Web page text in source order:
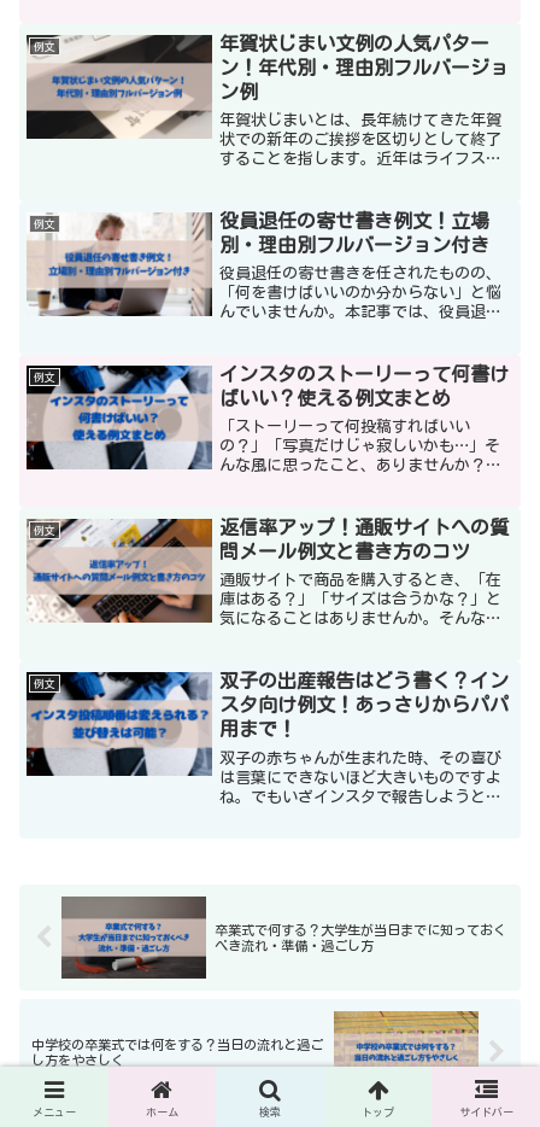
か、理由はどこまで書くべきなのか、丁
寧にしすぎると逆に不自然に...
例文
年賀状じまい文例の人気パター
ン！年代別・理由別フルバージョ
ン例
年賀状じまいとは、長年続けてきた年賀
状での新年のご挨拶を区切りとして終了
することを指します。近年はライフスタ
す。ただし「やめます」と一方的に伝え
るのではなく、これまでの...
例文
役員退任の寄せ書き例文！立場
別・理由別フルバージョン付き
役員退任の寄せ書きを任されたものの、
「何を書けばいいのか分からない」と悩
んでいませんか。本記事では、役員退任
200文字超のフルバージョンまで、そのま
ま使える完成例を多数...
例文
インスタのストーリーって何書け
ばいい？使える例文まとめ
「ストーリーって何投稿すればいい
の？」「写真だけじゃ寂しいかも…」そ
んな風に思ったこと、ありませんか？実
スタストーリーに使える例文をテーマ別
にたっぷりご紹介します。短く...
例文
返信率アップ！通販サイトへの質
問メール例文と書き方のコツ
通販サイトで商品を購入するとき、「在
庫はある？」「サイズは合うかな？」と
気になることはありませんか。そんなと
える通販質問メールの書き方を徹底解
説。件名の付け方から挨拶、自...
例文
双子の出産報告はどう書く？イン
スタ向け例文！あっさりからパパ
用まで！
双子の赤ちゃんが生まれた時、その喜び
は言葉にできないほど大きいものですよ
ね。でもいざインスタで報告しようとす
卒業式で何する？大学生が当日までに知っておく
べき流れ・準備・過ごし方
中学校の卒業式では何をする？当日の流れと過ご
し方をやさしく
メニュー ホーム 検索 トップ サイドバー